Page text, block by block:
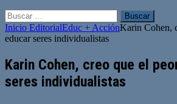
Buscar:
Inicio EditorialEduc + AcciónKarin Cohen,
educar seres individualistas
Karin Cohen, creo que el
seres individualistas